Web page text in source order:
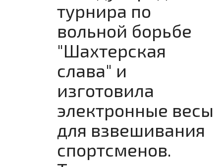
турнира по
вольной борьбе
"Шахтерская
слава" и
изготовила
электронные весы
для взвешивания
спортсменов.